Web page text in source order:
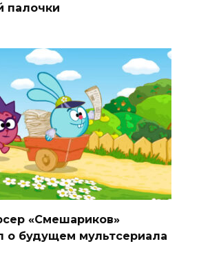
палочки
«Смешариков»
о будущем мультсериала